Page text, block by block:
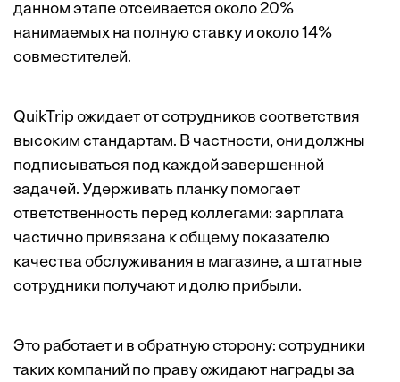
данном этапе отсеивается около 20%
нанимаемых на полную ставку и около 14%
совместителей.
QuikTrip ожидает от сотрудников соответствия
высоким стандартам. В частности, они должны
подписываться под каждой завершенной
задачей. Удерживать планку помогает
ответственность перед коллегами: зарплата
частично привязана к общему показателю
качества обслуживания в магазине, а штатные
сотрудники получают и долю прибыли.
Это работает и в обратную сторону: сотрудники
таких компаний по праву ожидают награды за